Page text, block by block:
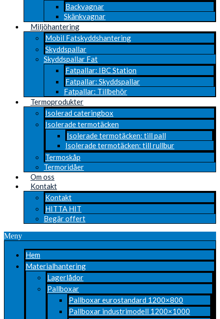
Backvagnar
Skänkvagnar
Miljöhantering
Mobil Fatskyddshantering
Skyddspallar
Skyddspallar Fat
Fatpallar: IBC Station
Fatpallar: Skyddspallar
Fatpallar: Tillbehör
Termoprodukter
Isolerad cateringbox
Isolerade termotäcken
Isolerade termotäcken: till pall
Isolerade termotäcken: till rullbur
Termoskåp
Termoridåer
Om oss
Kontakt
Kontakt
HITTA HIT
Begär offert
Meny
Hem
Materialhantering
Lagerlådor
Pallboxar
Pallboxar eurostandard 1200×800
Pallboxar industrimodell 1200×1000